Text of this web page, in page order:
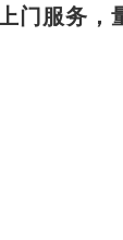
门服务，